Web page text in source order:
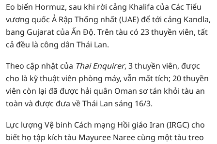
Eo biển Hormuz, sau khi rời cảng Khalifa của Các Tiểu
vương quốc Ả Rập Thống nhất (UAE) để tới cảng Kandla,
bang Gujarat của Ấn Độ. Trên tàu có 23 thuyền viên, tất
cả đều là công dân Thái Lan.
Theo cập nhật của Thai Enquirer, 3 thuyền viên, được
cho là kỹ thuật viên phòng máy, vẫn mất tích; 20 thuyền
viên còn lại đã được hải quân Oman sơ tán khỏi tàu an
toàn và được đưa về Thái Lan sáng 16/3.
Lực lượng Vệ binh Cách mạng Hồi giáo Iran (IRGC) cho
biết họ tập kích tàu Mayuree Naree cùng một tàu treo